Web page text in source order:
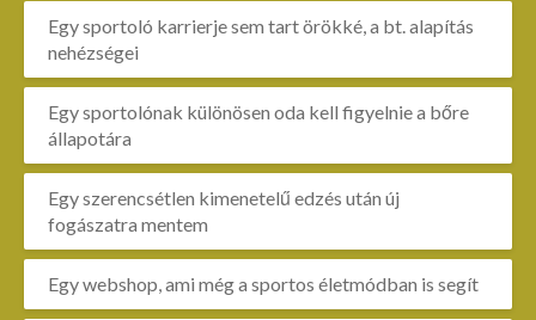
Egy sportoló karrierje sem tart örökké, a bt. alapítás
nehézségei
Egy sportolónak különösen oda kell figyelnie a bőre
állapotára
Egy szerencsétlen kimenetelű edzés után új
fogászatra mentem
Egy webshop, ami még a sportos életmódban is segít